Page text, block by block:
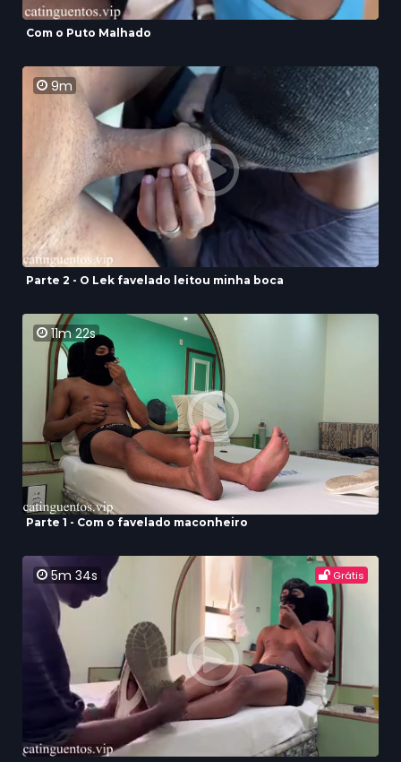
Com o Puto Malhado
9m
Parte 2 - O Lek favelado leitou minha boca
11m 22s
Parte 1 - Com o favelado maconheiro
5m 34s Grátis